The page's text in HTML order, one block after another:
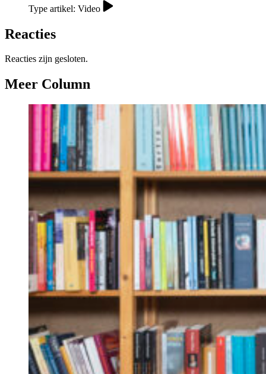
Type artikel: Video
Reacties
Reacties zijn gesloten.
Meer Column